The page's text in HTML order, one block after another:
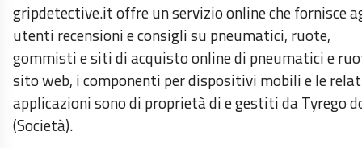
gripdetective.it offre un servizio online che fornisce
utenti recensioni e consigli su pneumatici, ruote,
gommisti e siti di acquisto online di pneumatici e
sito web, i componenti per dispositivi mobili e le
applicazioni sono di proprietà di e gestiti da Tyrego
(Società).